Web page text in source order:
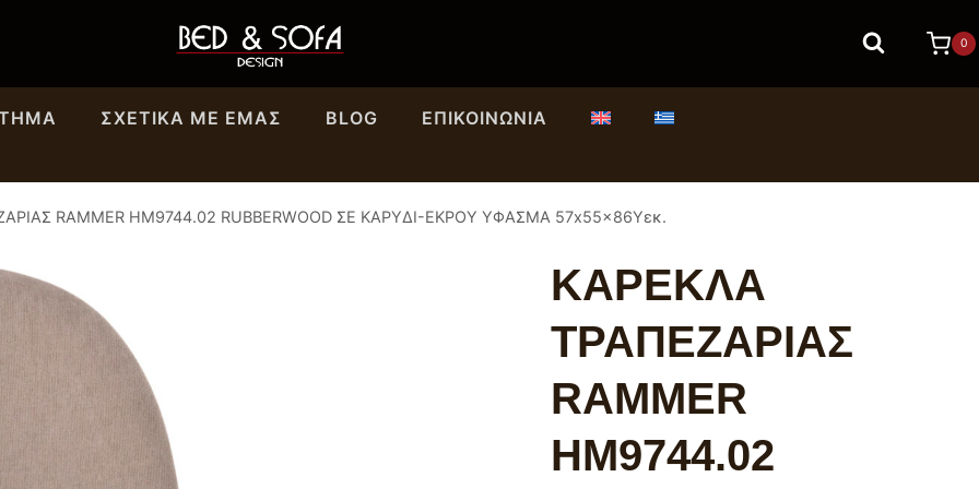
0
ΣΧΕΤΙΚΆ ΜΕ ΕΜΑΣ BLOG ΕΠΙΚΟΙΝΩΝΊΑ
RAMMER HM9744.02 RUBBERWOOD ΣΕ ΚΑΡΥΔΙ-ΕΚΡΟΥ ΥΦΑΣΜΑ 57x55x86Υεκ.
ΚΑΡΕΚΛΑ
ΤΡΑΠΕΖΑΡΙΑΣ
RAMMER
HM9744.02